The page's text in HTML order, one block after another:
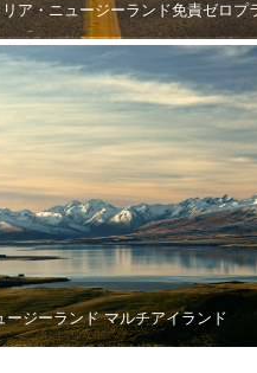
ア・ニュージーランド免責ゼロプ
ージーランド マルチアイランド